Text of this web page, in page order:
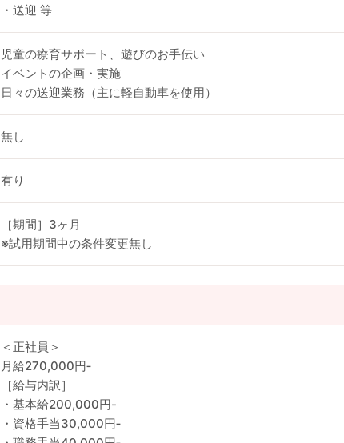
・送迎 等
児童の療育サポート、遊びのお手伝い
イベントの企画・実施
日々の送迎業務（主に軽自動車を使用）
無し
有り
［期間］3ヶ月
※試用期間中の条件変更無し
＜正社員＞
月給270,000円‐
［給与内訳］
・基本給200,000円-
・資格手当30,000円‐